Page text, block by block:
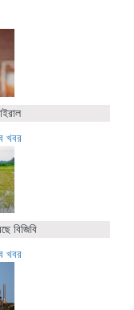
খবর
বিজিবি
খবর